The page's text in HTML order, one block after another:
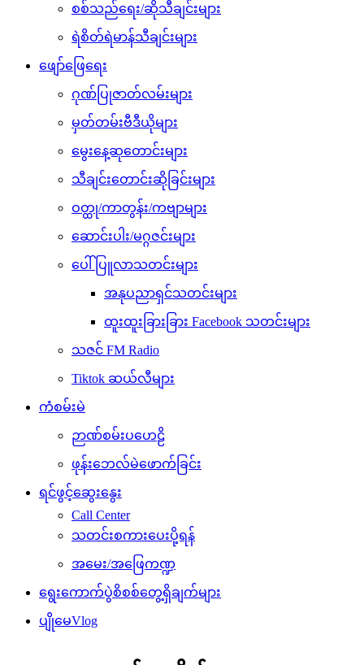
စစ်သည်ရေး/ဆိုသီချင်းများ
ရဲစိတ်ရဲမာန်သီချင်းများ
ဖျော်ဖြေရေး
ဂုဏ်ပြုဇာတ်လမ်းများ
မှတ်တမ်းဗီဒီယိုများ
မွေးနေ့ဆုတောင်းများ
သီချင်းတောင်းဆိုခြင်းများ
ဝတ္ထု/ကာတွန်း/ကဗျာများ
ဆောင်းပါး/မဂ္ဂဇင်းများ
ပေါ်ပြူလာသတင်းများ
အနုပညာရှင်သတင်းများ
ထူးထူးခြားခြား Facebook သတင်းများ
သဇင် FM Radio
Tiktok ဆယ်လီများ
ကံစမ်းမဲ
ဉာဏ်စမ်းပဟေဠိ
ဖုန်းဘေလ်မဲဖောက်ခြင်း
ရင်ဖွင့်ဆွေးနွေး
Call Center
သတင်းစကားပေးပို့ရန်
အမေး/အဖြေကဏ္ဍ
ရွေးကောက်ပွဲစိစစ်တွေ့ရှိချက်များ
ပျိုမေVlog